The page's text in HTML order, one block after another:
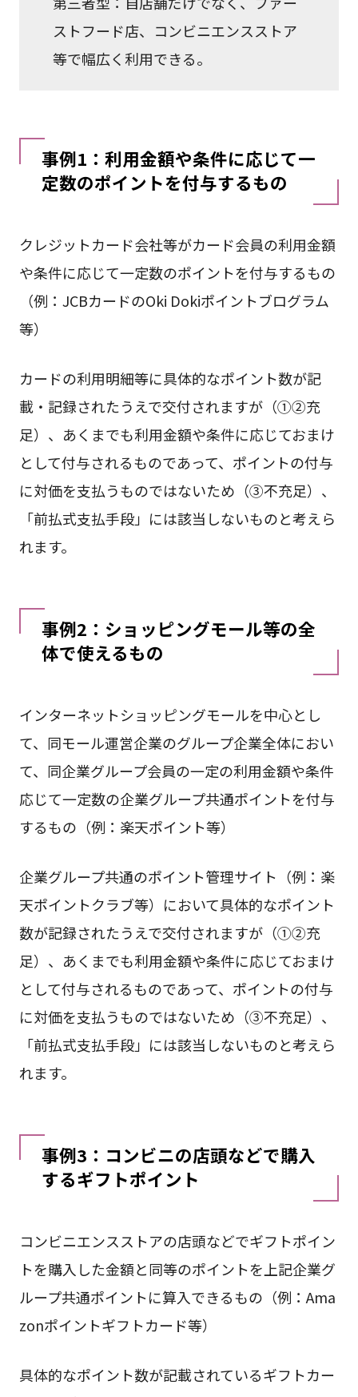
ストフード店、コンビニエンスストア
等で幅広く利用できる。
事例1：利用金額や条件に応じて一
定数のポイントを付与するもの
クレジットカード会社等がカード会員の利用金額
や条件に応じて一定数のポイントを付与するもの
（例：JCBカードのOki Dokiポイントブログラム
等）
カードの利用明細等に具体的なポイント数が記
載・記録されたうえで交付されますが（①②充
足）、あくまでも利用金額や条件に応じておまけ
として付与されるものであって、ポイントの付与
に対価を支払うものではないため（③不充足）、
「前払式支払手段」には該当しないものと考えら
れます。
事例2：ショッピングモール等の全
体で使えるもの
インターネットショッピングモールを中心とし
て、同モール運営企業のグループ企業全体におい
て、同企業グループ会員の一定の利用金額や条件
応じて一定数の企業グループ共通ポイントを付与
するもの（例：楽天ポイント等）
企業グループ共通のポイント管理サイト（例：楽
天ポイントクラブ等）において具体的なポイント
数が記録されたうえで交付されますが（①②充
足）、あくまでも利用金額や条件に応じておまけ
として付与されるものであって、ポイントの付与
に対価を支払うものではないため（③不充足）、
「前払式支払手段」には該当しないものと考えら
れます。
事例3：コンビニの店頭などで購入
するギフトポイント
コンビニエンスストアの店頭などでギフトポイン
トを購入した金額と同等のポイントを上記企業グ
ループ共通ポイントに算入できるもの（例：Ama
zonポイントギフトカード等）
具体的なポイント数が記載されているギフトカー